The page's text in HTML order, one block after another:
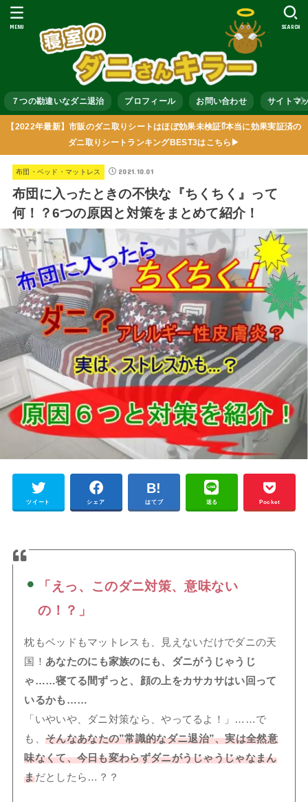
７つの勘違いなダニ退治 プロフィール お問い合わせ サイトマ
SEARCH
MENU
【2022年最新】市販のダニ取りシートはほぼ効果未検証⁉本当に効果実証済の
ダニ取りシートランキングBEST3はこちら▶
布団・ベッド・マットレス 2021.10.01
布団に入ったときの不快な『ちくちく』って
何！？6つの原因と対策をまとめて紹介！
ツイート シェア はてブ 送る Pocket
「えっ、このダニ対策、意味ない
の！？」
枕もベッドもマットレスも、見えないだけでダニの天
国！ あなたのにも家族のにも、ダニがうじゃうじ
ゃ……寝てる間ずっと、顔の上をカサカサはい回って
いるかも……
「いやいや、ダニ対策なら、やってるよ！」……で
も、 そんなあなたの”常識的なダニ退治”、実は全然意
味なくて、今日も変わらずダニがうじゃうじゃなまん
まだとしたら…？？